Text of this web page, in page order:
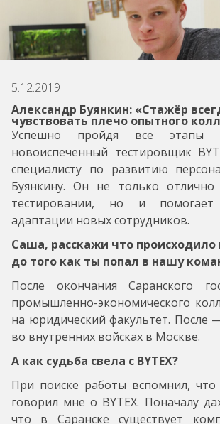
5.12.2019
Александр Буянкин: «Стажёр
чувствовать плечо опытного
Успешно пройдя все этапы
новоиспеченный тестировщик
специалисту по развитию
Буянкину. Он не только отлично
тестировании, но и
адаптации новых сотрудников.
Саша, расскажи что происходило
до того как ты попал в нашу
После окончания Саранского
промышленно-экономического
на юридический факультет. После
во внутренних войсках в Москве.
А как судьба свела с BYTEX?
При поиске работы вспомнил,
говорил мне о BYTEX. Поначалу
что в Саранске существует